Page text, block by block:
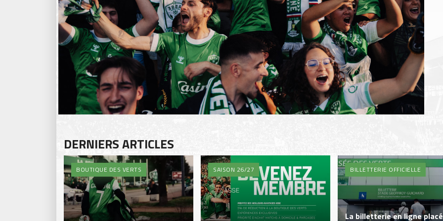
DERNIERS ARTICLES
BOUTIQUE DES VERTS SAISON 26/27 BILLETTERIE OFFICIELLE
La billetterie en ligne